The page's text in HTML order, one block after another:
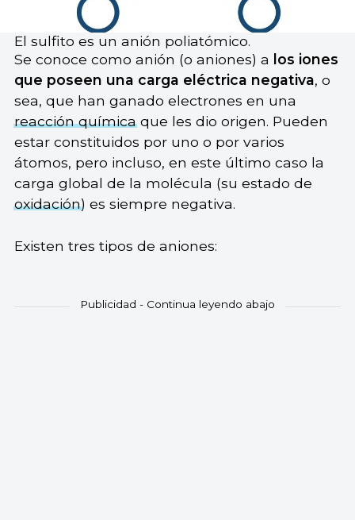
El sulfito es un anión poliatómico.
Se conoce como anión (o aniones) a
los iones
que poseen una carga eléctrica negativa, o
sea, que han ganado electrones en una
reacción químicaque les dio origen. Pueden
estar constituidos por uno o por varios
átomos, pero incluso, en este último caso la
carga global de la molécula (su estado de
oxidación) es siempre negativa.
Existen tres tipos de aniones: